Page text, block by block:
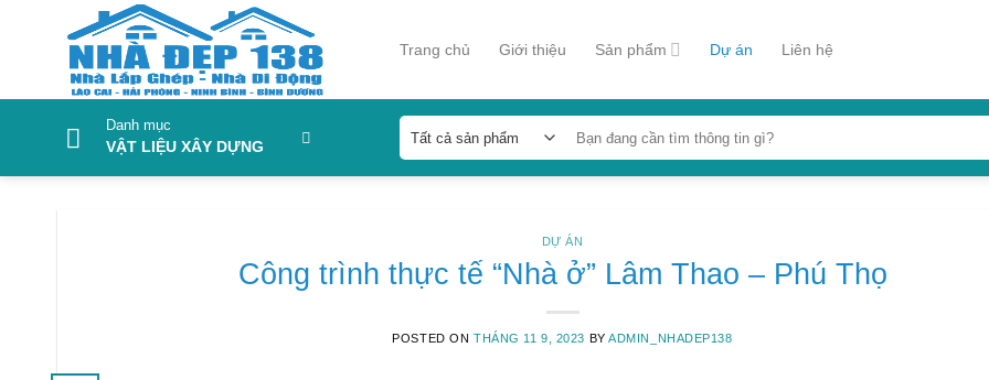
Trang chủ Giới thiệu Sản phẩm Dự án Liên hệ
Danh mục
VẬT LIỆU XÂY DỰNG
kiếm:
DỰ ÁN
Công trình thực tế “Nhà ở” Lâm Thao – Phú Thọ
POSTED ON THÁNG 11 9, 2023 BYADMIN_NHADEP138